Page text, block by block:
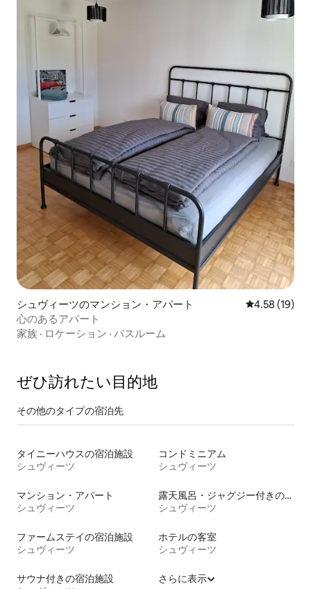
シュヴィーツのマンション・アパート レビュー19
4.58 (19)
心のあるアパート
家族 · ロケーション · バスルーム
ぜひ訪⁠れ⁠た⁠い目⁠的⁠地
その他のタ⁠イ⁠プ⁠の宿⁠泊⁠先
タイニーハウスの宿泊施設
シュヴィーツ
コンドミニアム
シュヴィーツ
マンション・アパート
シュヴィーツ
露天風呂・ジャグジー付きの宿泊施設
シュヴィーツ
ファームステイの宿泊施設
シュヴィーツ
ホテルの客室
シュヴィーツ
サウナ付きの宿泊施設
さらに表示